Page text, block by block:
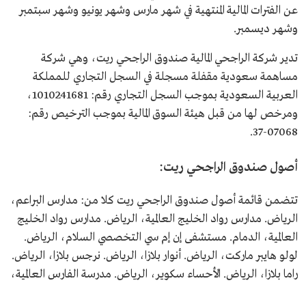
عن الفترات المالية المنتهية في شهر مارس وشهر يونيو وشهر سبتمبر
وشهر ديسمبر.
تدير شركة الراجحي المالية صندوق الراجحي ريت، وهي شركة
مساهمة سعودية مقفلة مسجلة في السجل التجاري للمملكة
العربية السعودية بموجب السجل التجاري رقم: 1010241681،
ومرخص لها من قبل هيئة السوق المالية بموجب الترخيص رقم:
07068-37.
أصول صندوق الراجحي ريت:
تتضمن قائمة أصول صندوق الراجحي ريت كلا من: مدارس البراعم،
الرياض. مدارس رواد الخليج العالمية، الرياض. مدارس رواد الخليج
العالمية، الدمام. مستشفى إن إم سي التخصصي السلام، الرياض.
لولو هايبر ماركت، الرياض. أنوار بلازا، الرياض. نرجس بلازا، الرياض.
راما بلازا، الرياض. الأحساء سكوير، الرياض. مدرسة الفارس العالمية،